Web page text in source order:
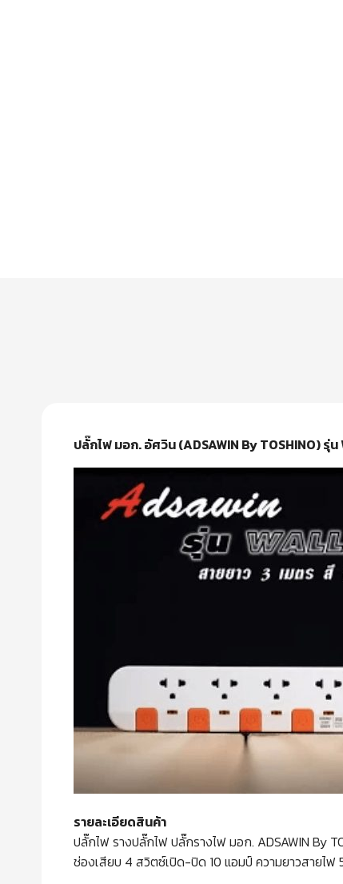
ปลั๊กไฟ มอก. อัศวิน (ADSAWIN By TOSHINO) รุ่
รายละเอียดสินค้า
ปลั๊กไฟ รางปลั๊กไฟ ปลั๊กรางไฟ มอก. ADSAWIN By
ช่องเสียบ 4 สวิตซ์เปิด-ปิด 10 แอมป์ ความยาวสายไฟ